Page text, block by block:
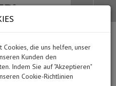
Alle Kategorien
BEKLEIDUNG
(44
anzeigen
Alle Kategorien
PFLEGE & ALLTAG
Alle Kategorien
DIAGNOSTIK &
Warenkorb ist momentan leer.
() Fertig
Search
die uns helfen, unser
Kunden den
Indem Sie auf "Akzeptieren"
Cookie-Richtlinien